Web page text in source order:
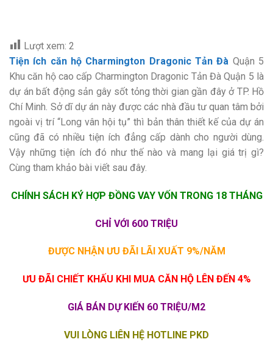
Lượt xem: 2
Tiện ích căn hộ Charmington Dragonic Tản Đà Quận 5
Khu căn hộ cao cấp Charmington Dragonic Tản Đà Quận 5 là
dự án bất động sản gây sốt tỏng thời gian gần đây ở TP. Hồ
Chí Minh. Sở dĩ dự án này được các nhà đầu tư quan tâm bởi
ngoài vị trí “Long vân hội tụ” thì bản thân thiết kế của dự án
cũng đã có nhiều tiện ích đẳng cấp dành cho người dùng.
Vậy những tiện ích đó như thế nào và mang lại giá trị gì?
Cùng tham khảo bài viết sau đây.
CHÍNH SÁCH KÝ HỢP ĐỒNG VAY VỐN TRONG 18 THÁNG
CHỈ VỚI 600 TRIỆU
ĐƯỢC NHẬN ƯU ĐÃI LÃI XUẤT 9%/NĂM
ƯU ĐÃI CHIẾT KHẤU KHI MUA CĂN HỘ LÊN ĐẾN 4%
GIÁ BÁN DỰ KIẾN 60 TRIỆU/M2
VUI LÒNG LIÊN HỆ HOTLINE PKD